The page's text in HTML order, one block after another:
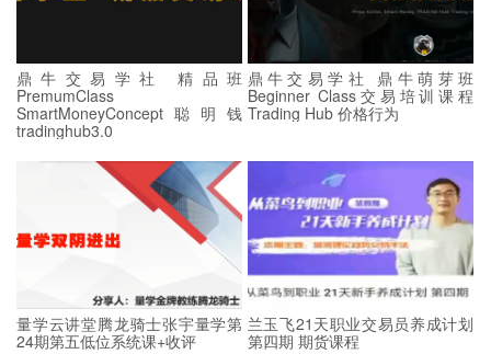
鼎牛交易学社 精品班
PremumClass
SmartMoneyConcept聪明钱
tradinghub3.0
鼎牛交易学社 鼎牛萌芽班
Beginner Class交易培训课程
Trading Hub 价格行为
量学云讲堂腾龙骑士张宇量学第
24期第五低位系统课+收评
兰玉飞21天职业交易员养成计划
第四期 期货课程